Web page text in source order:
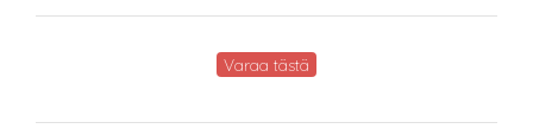
Varaa tästä